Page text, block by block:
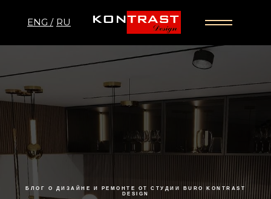
ENG / RU
БЛОГ О ДИЗАЙНЕ И РЕМОНТЕ ОТ СТУДИИ BURO KONTRAST
DESIGN